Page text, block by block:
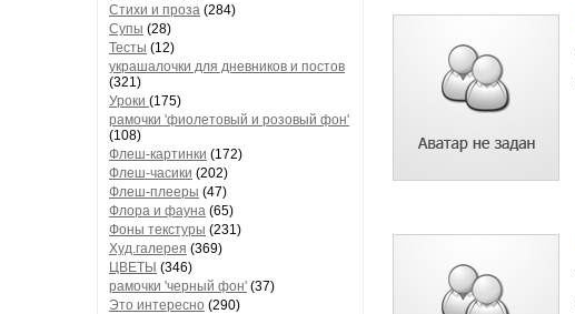
Стихи и проза (284)
Супы (28)
Тесты (12)
украшалочки для дневников и постов
(321)
Уроки (175)
рамочки 'фиолетовый и розовый фон'
(108)
Флеш-картинки (172)
Флеш-часики (202)
Флеш-плееры (47)
Флора и фауна (65)
Фоны текстуры (231)
Худ.галерея (369)
ЦВЕТЫ (346)
рамочки 'черный фон' (37)
Это интересно (290)